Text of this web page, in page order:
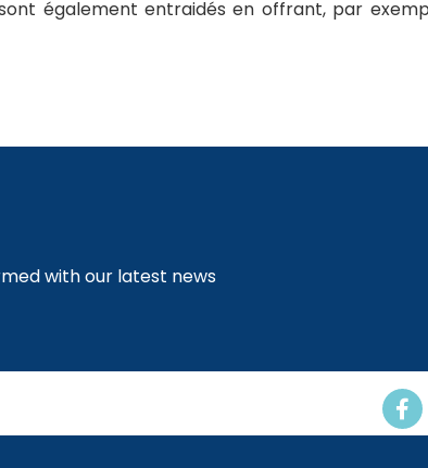
également entraidés en offrant, par
with our latest news